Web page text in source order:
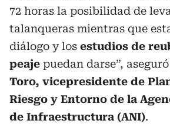
72 horas la posibilidad de
talanqueras mientras que
diálogo y los estudios de
peaje puedan darse”, aseguró
Toro, vicepresidente de
Riesgo y Entorno de la
de Infraestructura (ANI).